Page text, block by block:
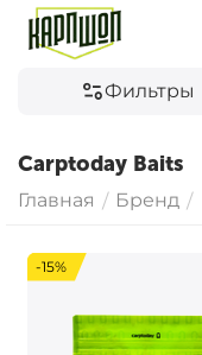
Фильтры
Carptoday Baits
Главная / Бренд /
-15%